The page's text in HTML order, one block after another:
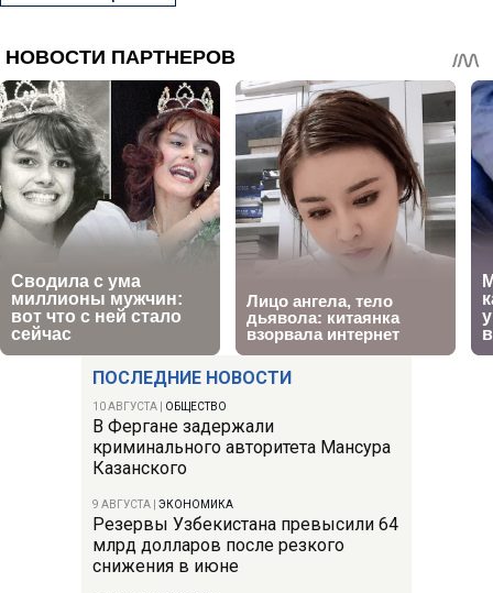
ПОСЛЕДНИЕ НОВОСТИ
10 АВГУСТА ОБЩЕСТВО
В Фергане задержали
криминального авторитета Мансура
Казанского
9 АВГУСТА ЭКОНОМИКА
Резервы Узбекистана превысили 64
млрд долларов после резкого
снижения в июне